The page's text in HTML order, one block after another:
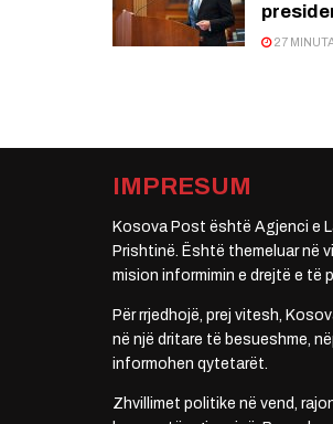
27
IMPRESUM
Kosova Post është Agjenci e
Prishtinë. Është themeluar në
mision informimin e drejtë e të
Për rrjedhojë, prej vitesh,
në një dritare të besueshme,
informohen qytetarët.
Zhvillimet politike në vend,